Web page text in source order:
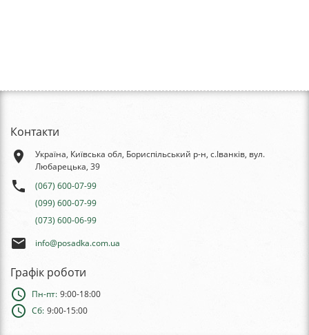
Контакти
place
Україна, Київська обл, Бориспільський р-н, с.Іванків, вул.
Любарецька, 39
phone
(067) 600-07-99
(099) 600-07-99
(073) 600-06-99
email info@posadka.com.ua
Графік роботи
schedule Пн-пт: 9:00-18:00
schedule Сб: 9:00-15:00